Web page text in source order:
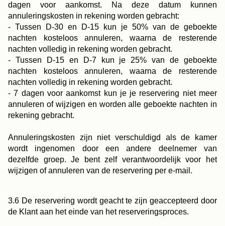
dagen voor aankomst. Na deze datum kunnen
annuleringskosten in rekening worden gebracht:
- Tussen D-30 en D-15 kun je 50% van de geboekte
nachten kosteloos annuleren, waarna de resterende
nachten volledig in rekening worden gebracht.
- Tussen D-15 en D-7 kun je 25% van de geboekte
nachten kosteloos annuleren, waarna de resterende
nachten volledig in rekening worden gebracht.
- 7 dagen voor aankomst kun je je reservering niet meer
annuleren of wijzigen en worden alle geboekte nachten in
rekening gebracht.
Annuleringskosten zijn niet verschuldigd als de kamer
wordt ingenomen door een andere deelnemer van
dezelfde groep. Je bent zelf verantwoordelijk voor het
wijzigen of annuleren van de reservering per e-mail.
3.6 De reservering wordt geacht te zijn geaccepteerd door
de Klant aan het einde van het reserveringsproces.